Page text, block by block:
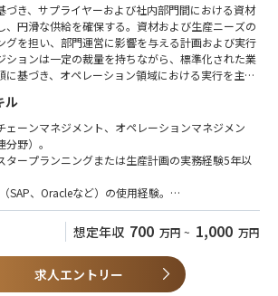
づき、サプライヤーおよび社内部門間における資材
、円滑な供給を確保する。資材および生産ニーズの
グを担い、部門運営に影響を与える計画および実行
ションは一定の裁量を持ちながら、標準化された業
に基づき、オペレーション領域における実行を主軸
状況に応じて判断が求められるが、基本的には上
決定を行う
ープランニング、資材管理プロセスおよび関連シス
ケジュールおよび購買計画の策定・更新を行う。
、在庫レベルを考慮したバランスの取れた生産計画
部門（製造、調達、ロジスティクス、営業など）と
と調整。
、能力制約などの問題に対する解決策の特定と実
画）システムの管理と最適化。
ル
ェーンマネジメント、オペレーションマネジメン
野）。
タープランニングまたは生産計画の実務経験5年以
SAP、Oracleなど）の使用経験。
題解決能力。
ションスキルと対人関係能力。
のビジネスレベルの読み書き、会話能力。
資格をお持ちの方歓迎。
験尚可。
想定年収 700 万円 ~ 1,000 万円
求人エントリー